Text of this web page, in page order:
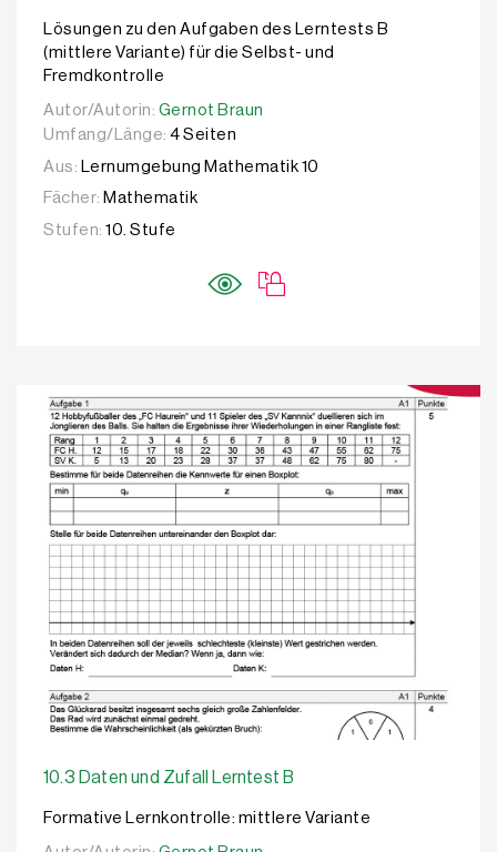
Lösungen zu den Aufgaben des Lerntests B
(mittlere Variante) für die Selbst- und
Fremdkontrolle
Autor/Autorin: Gernot Braun
Autor/Autorin: Gernot Braun
Umfang/Länge: 4 Seiten
Aus:
Lernumgebung Mathematik 10
Fächer: Mathematik
Stufen: 10. Stufe
10.3 Daten und Zufall Lerntest B
Formative Lernkontrolle: mittlere Variante